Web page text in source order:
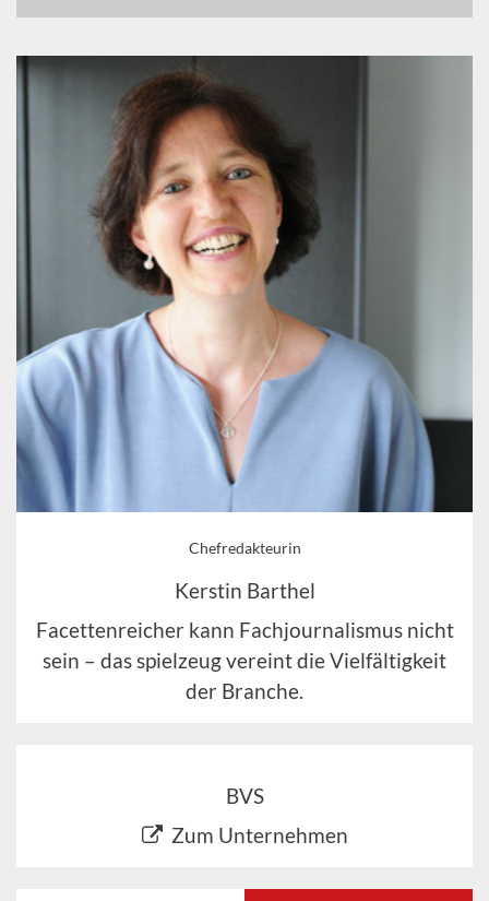
Chefredakteurin
Kerstin Barthel
Facettenreicher kann Fachjournalismus nicht
sein – das spielzeug vereint die Vielfältigkeit
der Branche.
BVS
Zum Unternehmen